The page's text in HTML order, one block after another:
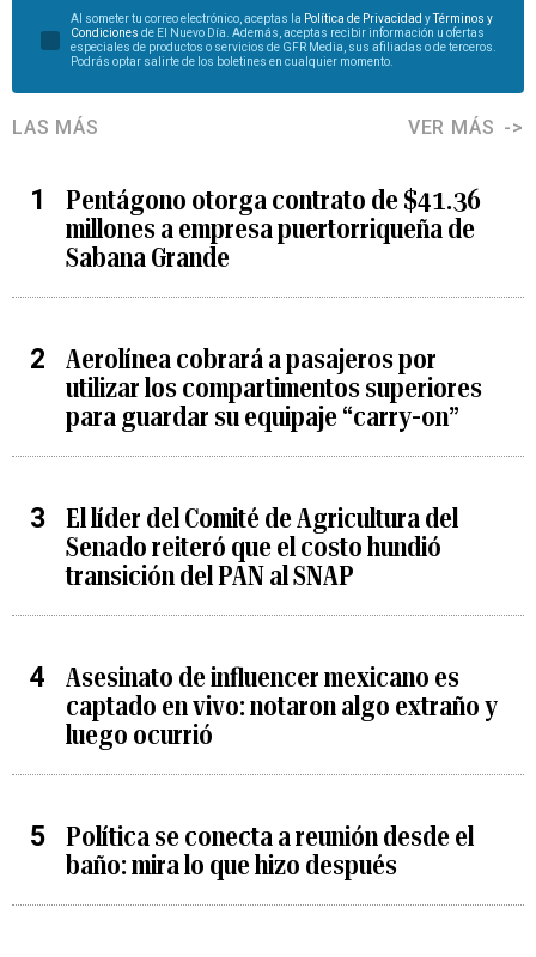
Al someter tu correo electrónico, aceptas la Política de Privacidad yTérminos y
Condiciones de El Nuevo Día. Además, aceptas recibir información u ofertas
especiales de productos o servicios de GFR Media, sus afiliadas o de terceros.
Podrás optar salirte de los boletines en cualquier momento.
LAS MÁS VER MÁS
Pentágono otorga contrato de $41.36
millones a empresa puertorriqueña de
Sabana Grande
Aerolínea cobrará a pasajeros por
utilizar los compartimentos superiores
para guardar su equipaje “carry-on”
El líder del Comité de Agricultura del
Senado reiteró que el costo hundió
transición del PAN al SNAP
Asesinato de influencer mexicano es
captado en vivo: notaron algo extraño y
luego ocurrió
Política se conecta a reunión desde el
baño: mira lo que hizo después